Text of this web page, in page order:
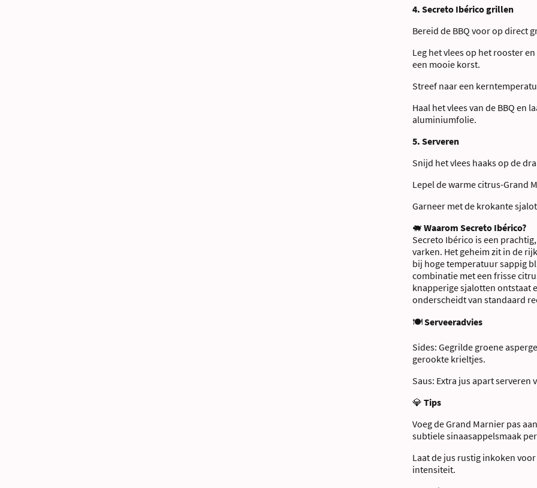
4. Secreto Ibérico grillen
Bereid de BBQ voor op direct
Leg het vlees op het rooster
een mooie korst.
Streef naar een
Haal het vlees van de BBQ en
aluminiumfolie.
5. Serveren
Snijd het vlees haaks op de
Lepel de warme citrus-Grand
Garneer met de krokante
🐖 Waarom Secreto Ibérico?
Secreto Ibérico is een
varken. Het geheim zit in de
bij hoge temperatuur sappig
combinatie met een frisse
knapperige sjalotten ontstaat
onderscheidt van standaard
🍽Serveeradvies
Sides: Gegrilde groene
gerookte krieltjes.
Saus: Extra jus apart serveren
💎 Tips
Voeg de Grand Marnier pas
subtiele sinaasappelsmaak
Laat de jus rustig inkoken
intensiteit.